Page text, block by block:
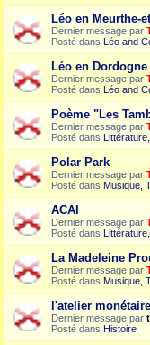
Léo en Meurthe-
Dernier message par
Posté dans Léo and
Léo en Dordogne
Dernier message par
Posté dans Léo and
Poème "Les
Dernier message par
Posté dans
Polar Park
Dernier message par
Posté dans Musique,
ACAI
Dernier message par
Posté dans
La Madeleine
Dernier message par
Posté dans Musique,
l'atelier
Dernier message par
Posté dans Histoire